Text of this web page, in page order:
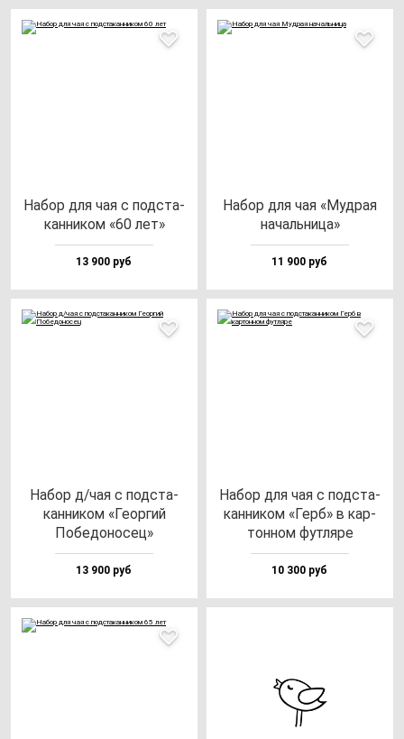
Набор для чая с под­ста­
кан­ни­ком «60 лет»
13 900 руб
Набор для чая «Муд­рая
на­чаль­ни­ца»
11 900 руб
Набор д/чая с под­ста­
кан­ни­ком «Геор­гий
Побе­до­но­сец»
13 900 руб
Набор для чая с под­ста­
кан­ни­ком «Герб» в кар­
тон­ном фут­ля­ре
10 300 руб